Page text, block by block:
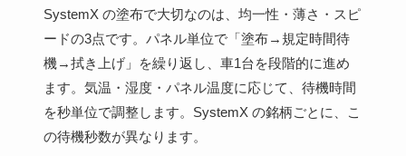
SystemX の塗布で大切なのは、均一性・薄さ・スピ
ードの3点です。パネル単位で「塗布→規定時間待
機→拭き上げ」を繰り返し、車1台を段階的に進め
ます。気温・湿度・パネル温度に応じて、待機時間
を秒単位で調整します。SystemX の銘柄ごとに、こ
の待機秒数が異なります。